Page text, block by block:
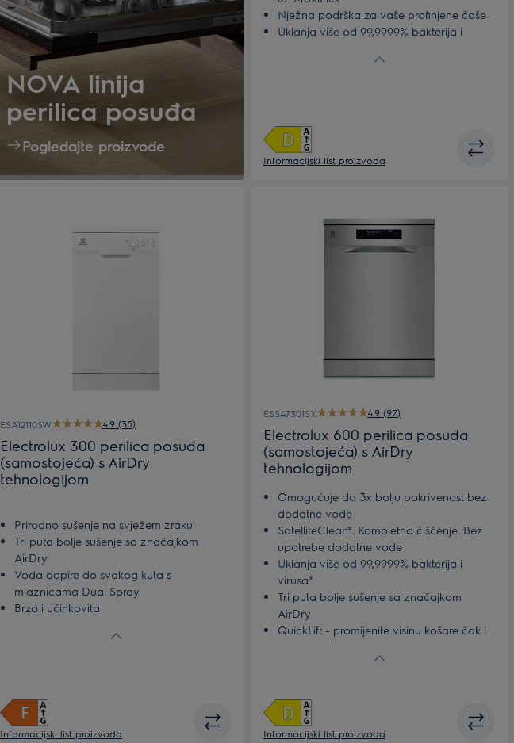
NOVA linija
perilica posuđa
Pogledajte proizvode
Nježna podrška za vaše profinjene čaše
Uklanja više od 99,9999% bakterija i
Informacijski list proizvoda
ESA12110SW 4.9 (35)
Electrolux 300 perilica posuđa
(samostojeća) s AirDry
tehnologijom
Prirodno sušenje na svježem zraku
Tri puta bolje sušenje sa značajkom
AirDry
Voda dopire do svakog kuta s
mlaznicama Dual Spray
Brza i učinkovita
Informacijski list proizvoda
ESS47301SX 4.9 (97)
Electrolux 600 perilica posuđa
(samostojeća) s AirDry
tehnologijom
Omogućuje do 3x bolju pokrivenost bez
dodatne vode
SatelliteClean®. Kompletno čišćenje. Bez
upotrebe dodatne vode
Uklanja više od 99,9999% bakterija i
virusa*
Tri puta bolje sušenje sa značajkom
AirDry
QuickLift - promijenite visinu košare čak i
Informacijski list proizvoda